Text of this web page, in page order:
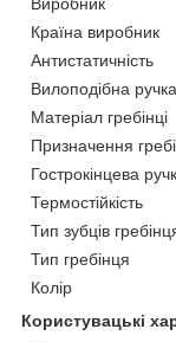
Країна виробник
Антистатичність
Вилоподібна ручка
Матеріал гребінці
Призначення
Гострокінцева
Термостійкість
Тип зубців
Тип гребінця
Колір
Користувацькi